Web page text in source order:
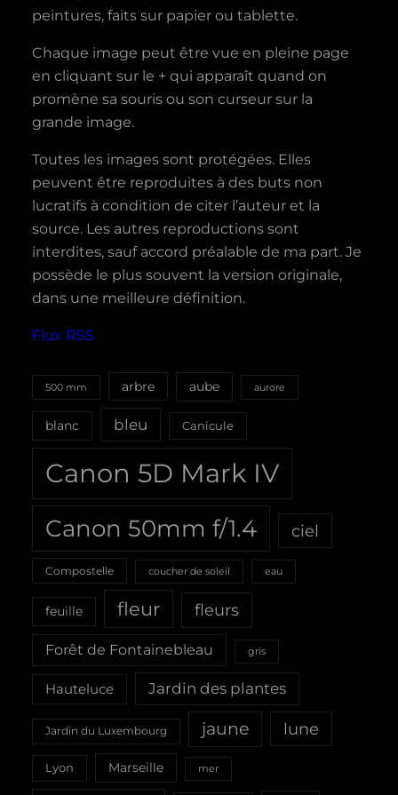
peintures, faits sur papier ou tablette.
Chaque image peut être vue en pleine page
en cliquant sur le + qui apparaît quand on
promène sa souris ou son curseur sur la
grande image.
Toutes les images sont protégées. Elles
peuvent être reproduites à des buts non
lucratifs à condition de citer l’auteur et la
source. Les autres reproductions sont
interdites, sauf accord préalable de ma part. Je
possède le plus souvent la version originale,
dans une meilleure définition.
Flux RSS
500 mm arbre aube aurore
blanc bleu Canicule
Canon 5D Mark IV
Canon 50mm f/1.4 ciel
Compostelle coucher de soleil eau
feuille fleur fleurs
Forêt de Fontainebleau gris
Hauteluce Jardin des plantes
Jardin du Luxembourg jaune lune
Lyon Marseille mer